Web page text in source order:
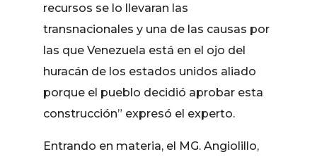
recursos se lo llevaran las
transnacionales y una de las causas por
las que Venezuela está en el ojo del
huracán de los estados unidos aliado
porque el pueblo decidió aprobar esta
construcción” expresó el experto.
Entrando en materia, el MG. Angiolillo,